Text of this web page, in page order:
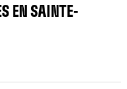
EN SAINTE-